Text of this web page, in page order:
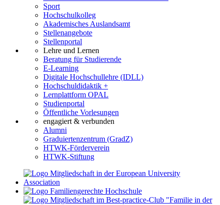
Sport
Hochschulkolleg
Akademisches Auslandsamt
Stellenangebote
Stellenportal
Lehre und Lernen
Beratung für Studierende
E-Learning
Digitale Hochschullehre (IDLL)
Hochschuldidaktik +
Lernplattform OPAL
Studienportal
Öffentliche Vorlesungen
engagiert & verbunden
Alumni
Graduiertenzentrum (GradZ)
HTWK-Förderverein
HTWK-Stiftung